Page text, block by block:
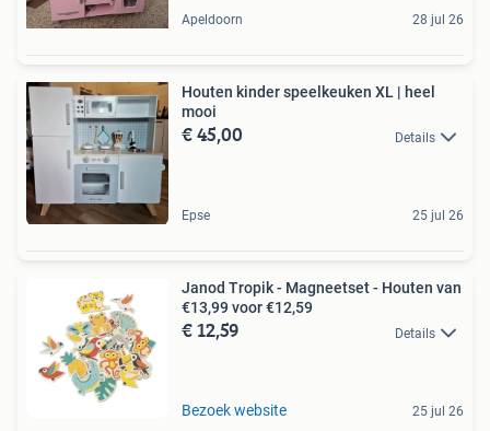
Apeldoorn 28 jul 26
Houten kinder speelkeuken XL | heel
mooi
€ 45,00 Details
Epse 25 jul 26
Janod Tropik - Magneetset - Houten van
€13,99 voor €12,59
€ 12,59 Details
Bezoek website 25 jul 26